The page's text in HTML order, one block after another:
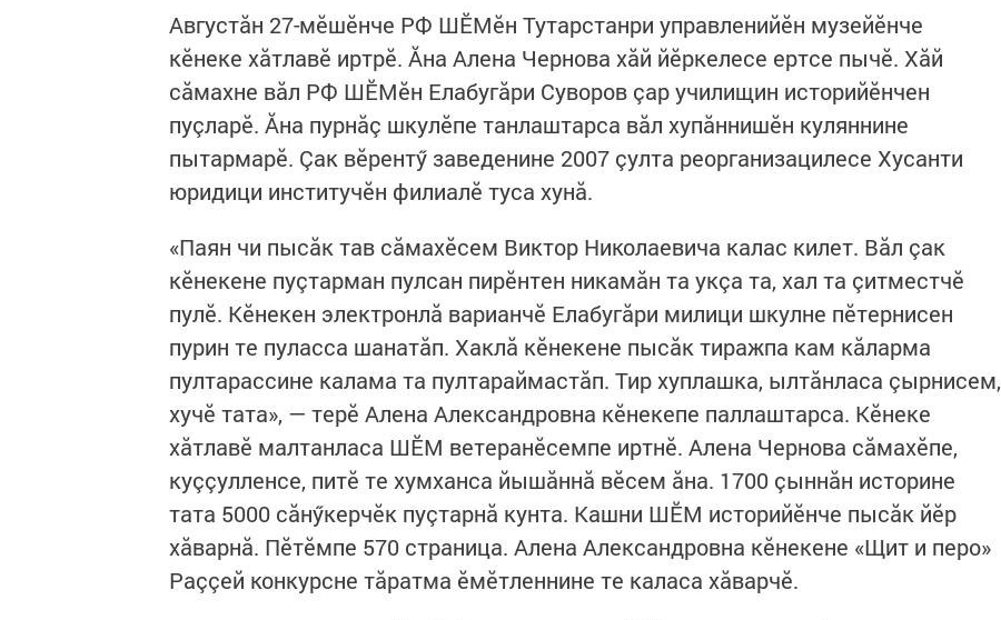
Августăн 27-мӗшӗнче РФ ШӖМӗн Тутарстанри управленийӗн музейӗнче
кӗнеке хăтлавӗ иртрӗ. Ăна Алена Чернова хăй йӗркелесе ертсе пычӗ. Хăй
сăмахне вăл РФ ШӖМӗн Елабугăри Суворов çар училищин историйӗнчен
пуçларӗ. Ăна пурнăç шкулӗпе танлаштарса вăл хупăннишӗн куляннине
пытармарӗ. Çак вӗрентӳ заведенине 2007 çулта реорганизацилесе Хусанти
юридици институчӗн филиалӗ туса хунă.
«Паян чи пысăк тав сăмахӗсем Виктор Николаевича калас килет. Вăл çак
кӗнекене пуçтарман пулсан пирӗнтен никамăн та укçа та, хал та çитместчӗ
пулӗ. Кӗнекен электронлă варианчӗ Елабугăри милици шкулне пӗтернисен
пурин те пуласса шанатăп. Хаклă кӗнекене пысăк тиражпа кам кăларма
пултарассине калама та пултараймастăп. Тир хуплашка, ылтăнласа çырнисем,
хучӗ тата», — терӗ Алена Александровна кӗнекепе паллаштарса. Кӗнеке
хăтлавӗ малтанласа ШӖМ ветеранӗсемпе иртнӗ. Алена Чернова сăмахӗпе,
куççулленсе, питӗ те хумханса йышăннă вӗсем ăна. 1700 çыннăн историне
тата 5000 сăнӳкерчӗк пуçтарнă кунта. Кашни ШӖМ историйӗнче пысăк йӗр
хăварнă. Пӗтӗмпе 570 страница. Алена Александровна кӗнекене «Щит и перо»
Раççей конкурсне тăратма ӗмӗтленнине те каласа хăварчӗ.